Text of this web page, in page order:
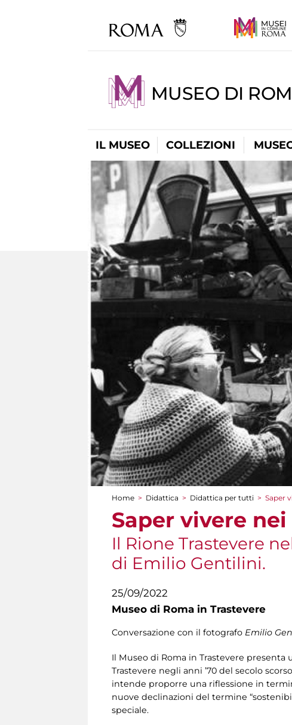
MUSEO DI
IL MUSEO COLLEZIONI
Tu sei qui
Home > Didattica > Didattica per tutti > Saper
Saper vivere
Il Rione Trastevere
di Emilio Gentilini.
25/09/2022
Museo di Roma in Trastevere
Conversazione con il fotografo Emilio
Il Museo di Roma in Trastevere
Trastevere negli anni ’70 del secolo
intende proporre una riflessione in
nuove declinazioni del termine
speciale.